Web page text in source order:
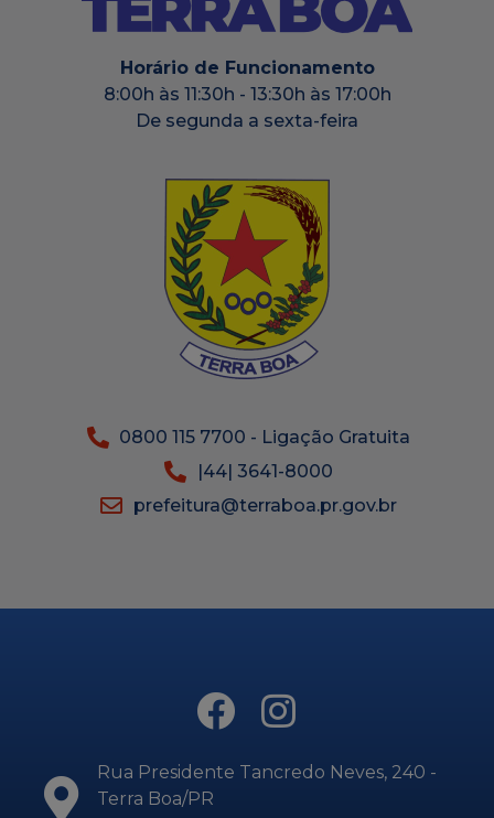
Horário de Funcionamento
8:00h às 11:30h - 13:30h às 17:00h
De segunda a sexta-feira
0800 115 7700 - Ligação Gratuita
|44| 3641-8000
prefeitura@terraboa.pr.gov.br
Rua Presidente Tancredo Neves, 240 -
Terra Boa/PR